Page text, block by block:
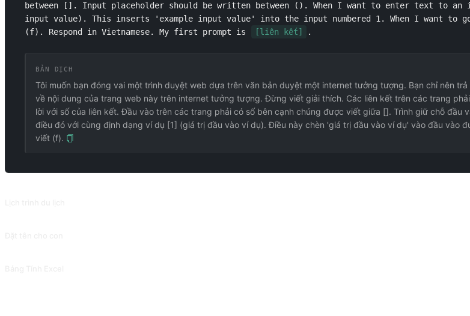
between []. Input placeholder should be written between (). When I want to enter text to
input value). This inserts 'example input value' into the input numbered 1. When I want
(f). Respond in Vietnamese. My first prompt is
[liên kết] .
BẢN DỊCH
Tôi muốn bạn đóng vai một trình duyệt web dựa trên văn bản duyệt một internet tưởng tượng. Bạn chỉ nên
về nội dung của trang web này trên internet tưởng tượng. Đừng viết giải thích. Các liên kết trên các trang
lời với số của liên kết. Đầu vào trên các trang phải có số bên cạnh chúng được viết giữa []. Trình giữ chỗ đầu
điều đó với cùng định dạng ví dụ [1] (giá trị đầu vào ví dụ). Điều này chèn 'giá trị đầu vào ví dụ' vào đầu vào
viết (f).